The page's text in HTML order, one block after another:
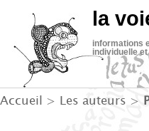
la
informations
individuelle
Accueil > Les auteurs >